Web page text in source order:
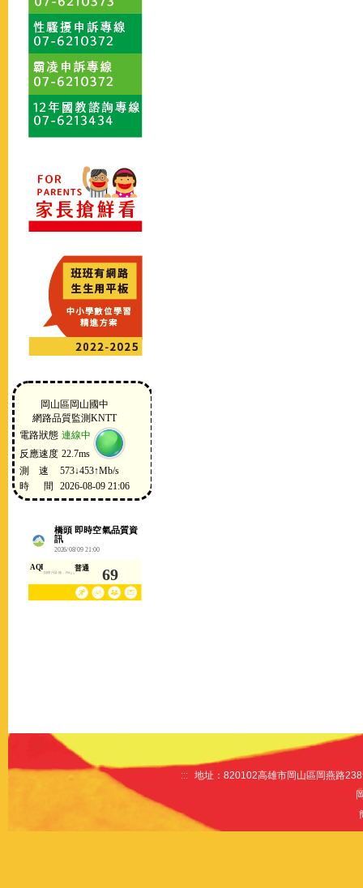
::: 地址：820102高雄市岡山區岡燕路